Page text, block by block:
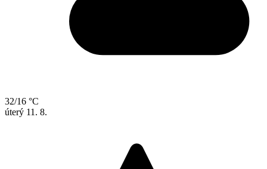
32/16 °C
úterý 11. 8.